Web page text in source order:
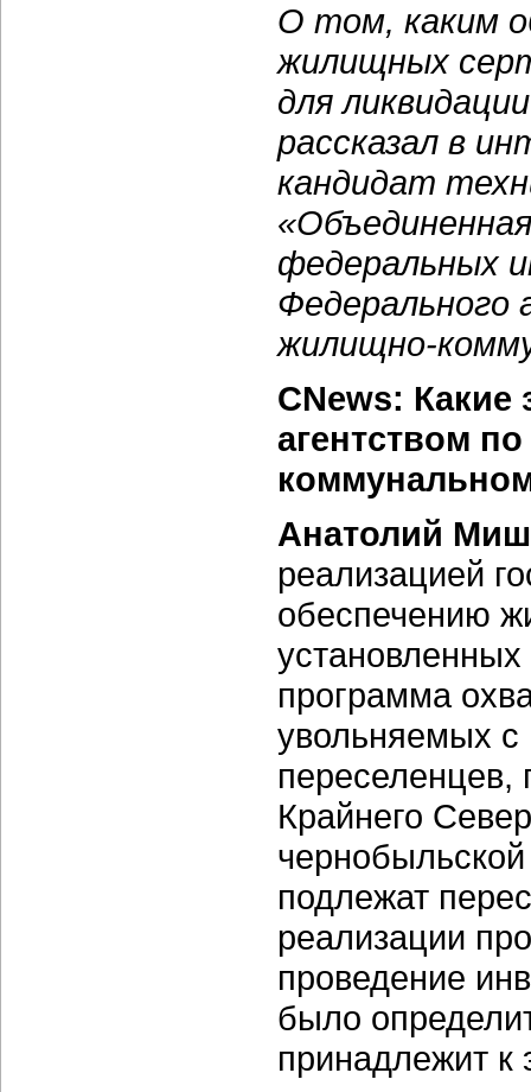
О том, каким
жилищных
для
рассказал в
кандидат
федеральных
Федерального
жилищно-
CNews:
агентством
Анатолий
реализацией
обеспечению
программа
увольняемых
Крайнего
подлежат
реализации
проведение
было
принадлежит к